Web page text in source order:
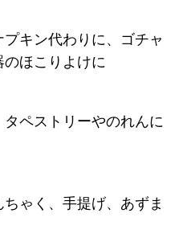
キン代わりに、ゴチャ
ほこりよけに
ペストリーやのれんに
ゃく、手提げ、あずま